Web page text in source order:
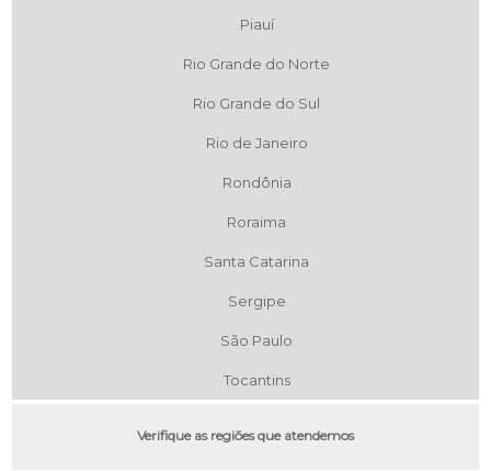
Piauí
Rio Grande do Norte
Rio Grande do Sul
Rio de Janeiro
Rondônia
Roraima
Santa Catarina
Sergipe
São Paulo
Tocantins
Verifique as regiões que atendemos